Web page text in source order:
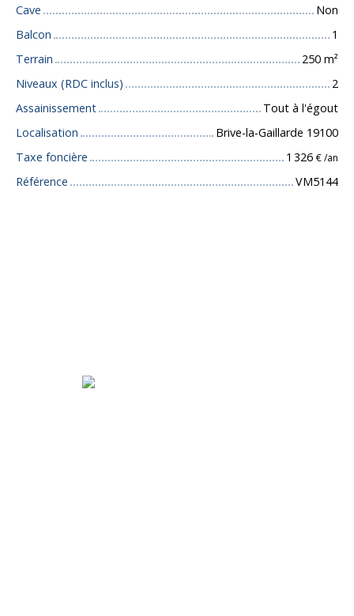
Cave
Non
Balcon
1
Terrain
250 m²
Niveaux (RDC inclus)
2
Assainissement
Tout à l'égout
Localisation
Brive-la-Gaillarde 19100
Taxe foncière
1 326 € /an
Référence VM5144